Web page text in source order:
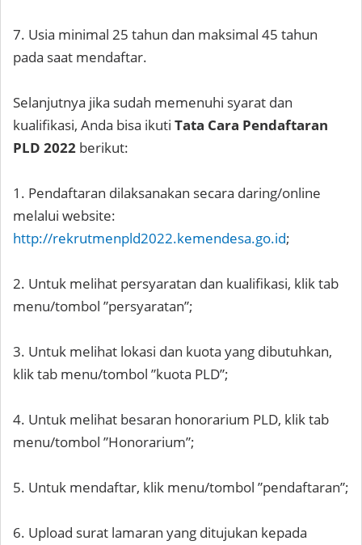
7. Usia minimal 25 tahun dan maksimal 45 tahun
pada saat mendaftar.
Selanjutnya jika sudah memenuhi syarat dan
kualifikasi, Anda bisa ikuti Tata Cara Pendaftaran
PLD 2022 berikut:
1. Pendaftaran dilaksanakan secara daring/online
melalui website:
http://rekrutmenpld2022.kemendesa.go.id;
2. Untuk melihat persyaratan dan kualifikasi, klik tab
menu/tombol ”persyaratan”;
3. Untuk melihat lokasi dan kuota yang dibutuhkan,
klik tab menu/tombol ”kuota PLD”;
4. Untuk melihat besaran honorarium PLD, klik tab
menu/tombol ”Honorarium”;
5. Untuk mendaftar, klik menu/tombol ”pendaftaran”;
6. Upload surat lamaran yang ditujukan kepada